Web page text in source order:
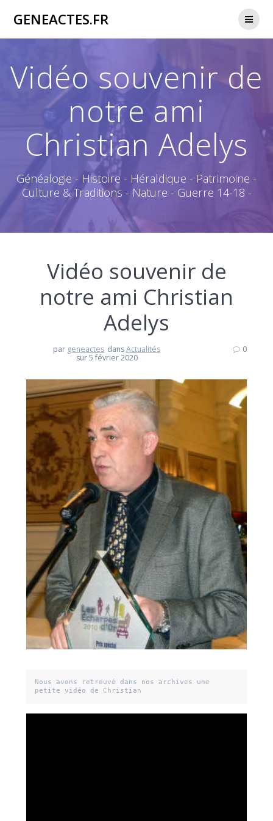
GENEACTES.FR
Vidéo souvenir de
notre ami
Christian Adelys
Généalogie - Histoire - Héraldique - Patrimoine -
Culture & Traditions - Nature - Guerre 14-18 -
Vidéo souvenir de
notre ami Christian
Adelys
par geneactes dansActualités
sur 5 février 2020
0
Nous avons retrouvé dans nos archives une
petite vidéo de Christian